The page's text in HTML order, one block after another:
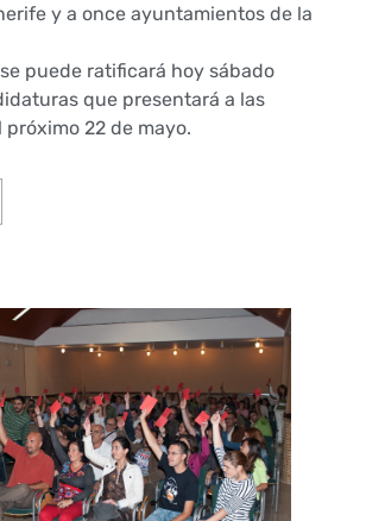
y a once ayuntamientos de la
puede ratificará hoy sábado
que presentará a las
22 de mayo.